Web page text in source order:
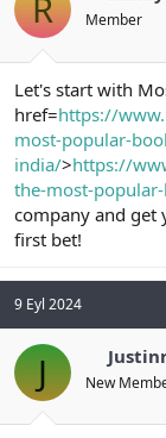
R Member
Let's start with
href=https://
most-popular-
india/>https://
the-most-
company and get
first bet!
9 Eyl 2024
J New